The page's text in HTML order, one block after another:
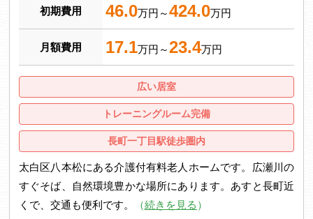
初期費用 46.0万円～424.0万円
月額費用 17.1万円～23.4万円
広い居室
トレーニングルーム完備
長町一丁目駅徒歩圏内
太白区八本松にある介護付有料老人ホームです。広瀬川の
すぐそば、自然環境豊かな場所にあります。あすと長町近
くで、交通も便利です。
（続きを見る ）